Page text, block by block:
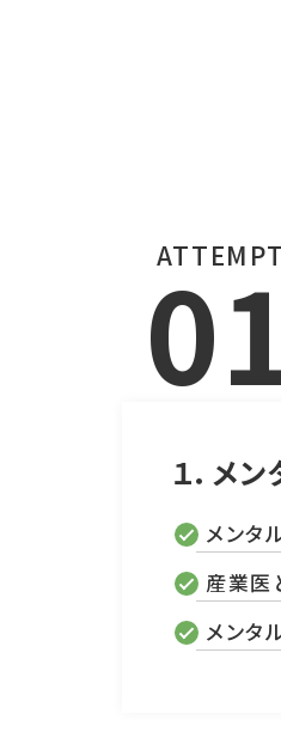
ATTEMPT
１．メ
メンタ
産業医
メンタ